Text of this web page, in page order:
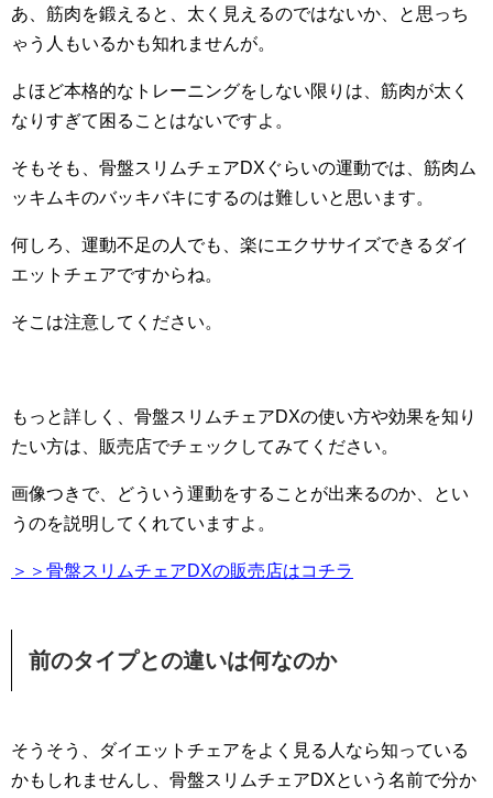
あ、筋肉を鍛えると、太く見えるのではないか、と思っち
ゃう人もいるかも知れませんが。
よほど本格的なトレーニングをしない限りは、筋肉が太く
なりすぎて困ることはないですよ。
そもそも、骨盤スリムチェアDXぐらいの運動では、筋肉ム
ッキムキのバッキバキにするのは難しいと思います。
何しろ、運動不足の人でも、楽にエクササイズできるダイ
エットチェアですからね。
そこは注意してください。
もっと詳しく、骨盤スリムチェアDXの使い方や効果を知り
たい方は、販売店でチェックしてみてください。
画像つきで、どういう運動をすることが出来るのか、とい
うのを説明してくれていますよ。
＞＞骨盤スリムチェアDXの販売店はコチラ
前のタイプとの違いは何なのか
そうそう、ダイエットチェアをよく見る人なら知っている
かもしれませんし、骨盤スリムチェアDXという名前で分か